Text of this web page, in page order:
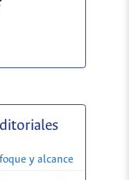
y alcance